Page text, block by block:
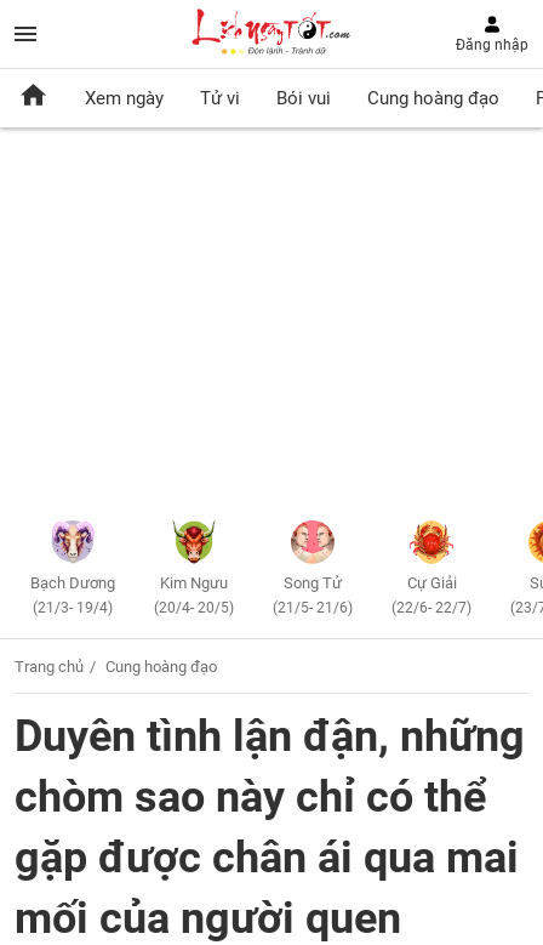
Đăng nhập
Xem ngày Tử vi Bói vui Cung hoàng đạo
Bạch Dương
(21/3- 19/4)
Kim Ngưu
(20/4- 20/5)
Song Tử
(21/5- 21/6)
Cự Giải
(22/6- 22/7) (23/
Trang chủ Cung hoàng đạo
Duyên tình lận đận, những
chòm sao này chỉ có thể
gặp được chân ái qua mai
mối của người quen